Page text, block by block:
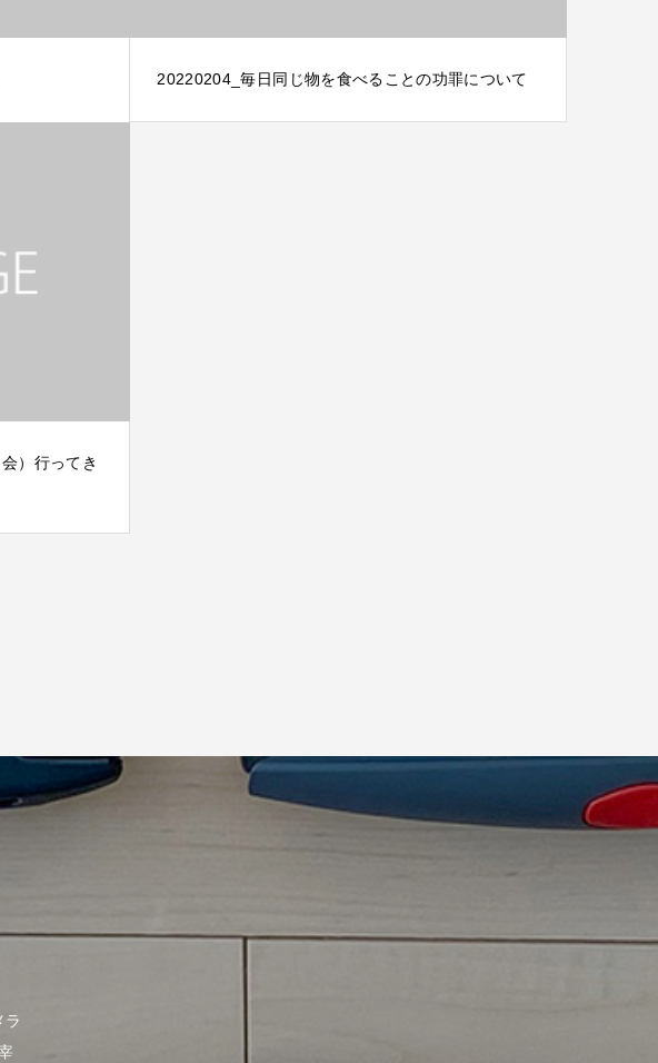
20220204_毎日同じ物を食べることの功罪について
）行ってき
ラ